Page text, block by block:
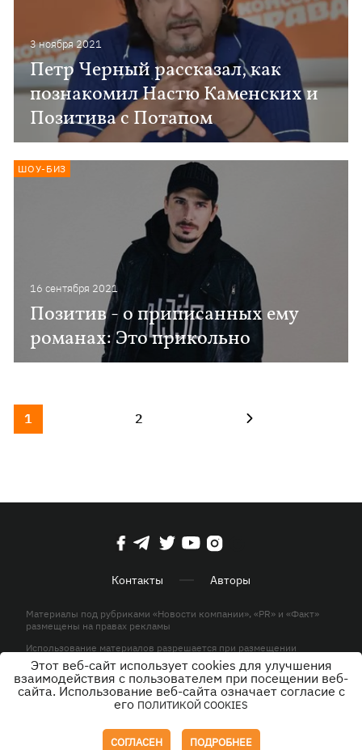
3 ноября 2021
Петр Черный рассказал, как
познакомил Настю Каменских и
Позитива с Потапом
16 сентября 2021
Позитив - о приписанных ему
романах: Это прикольно
ШОУ-БИЗ
1 2
Контакты Авторы
Материалы под рубриками «Новости компании», «PR» и «Факт»
размещены на правах рекламы
Использование материалов разрешается при размещении
активной гиперссылки на KP.UA в первом абзаце.
© ООО «ЮЛАВ МЕДИА»,2026. Все права защищены.
Этот веб-сайт использует cookies для улучшения
взаимодействия с пользователем при посещении веб-
сайта. Использование веб-сайта означает согласие с
его ПОЛИТИКОЙ COOKIES
СОГЛАСЕН ПОДРОБНЕЕ